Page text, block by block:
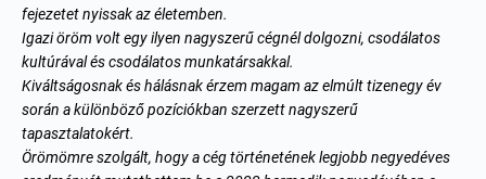
fejezetet nyissak az életemben.
Igazi öröm volt egy ilyen nagyszerű cégnél dolgozni, csodálatos
kultúrával és csodálatos munkatársakkal.
Kiváltságosnak és hálásnak érzem magam az elmúlt tizenegy év
során a különböző pozíciókban szerzett nagyszerű
tapasztalatokért.
Örömömre szolgált, hogy a cég történetének legjobb negyedéves